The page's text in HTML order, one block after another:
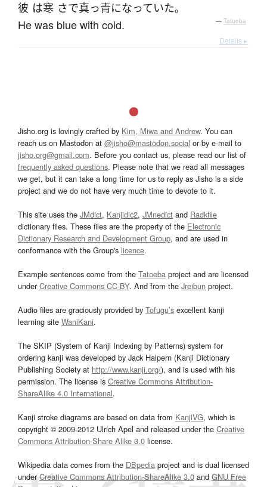
彼 は寒 さで真っ青になっていた。
He was blue with cold. — Tatoeba
Details ▸
Jisho.org is lovingly crafted by Kim, Miwa and Andrew. You can
reach us on Mastodon at @jisho@mastodon.social or by e-mail to
jisho.org@gmail.com. Before you contact us, please read our list of
frequently asked questions. Please note that we read all messages
we get, but it can take a long time for us to reply as Jisho is a side
project and we do not have very much time to devote to it.
This site uses the JMdict, Kanjidic2, JMnedict and Radkfile
dictionary files. These files are the property of the Electronic
Dictionary Research and Development Group, and are used in
conformance with the Group's licence.
Example sentences come from the Tatoeba project and are licensed
underCreative Commons CC-BY. And from the Jreibun project.
Audio files are graciously provided by Tofugu’s excellent kanji
learning site WaniKani.
The SKIP (System of Kanji Indexing by Patterns) system for
ordering kanji was developed by Jack Halpern (Kanji Dictionary
Publishing Society at http://www.kanji.org/), and is used with his
permission. The license is Creative Commons Attribution-
ShareAlike 4.0 International.
Kanji stroke diagrams are based on data from KanjiVG, which is
copyright © 2009-2012 Ulrich Apel and released under the Creative
Commons Attribution-Share Alike 3.0 license.
Wikipedia data comes from the DBpedia project and is dual licensed
underCreative Commons Attribution-ShareAlike 3.0and GNU Free